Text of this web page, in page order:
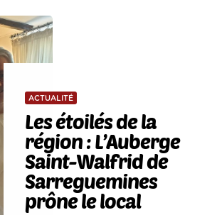
ACTUALITÉ
Les étoilés de la
région : L’Auberge
Saint-Walfrid de
Sarreguemines
prône le local